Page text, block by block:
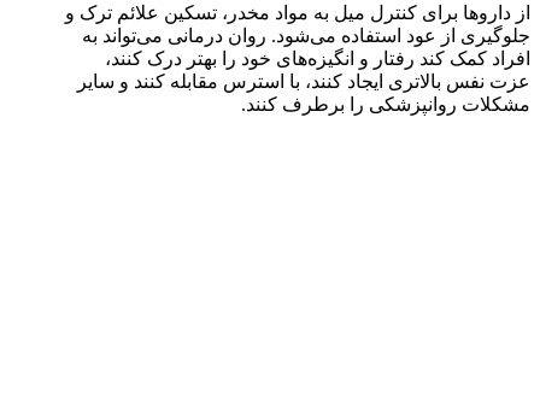
از داروها برای کنترل میل به مواد مخدر، تسکین علائم ترک و
جلوگیری از عود استفاده می‌شود. روان درمانی می‌تواند به
افراد کمک کند رفتار و انگیزه‌های خود را بهتر درک کنند،
عزت نفس بالاتری ایجاد کنند، با استرس مقابله کنند و سایر
مشکلات روانپزشکی را برطرف کنند.